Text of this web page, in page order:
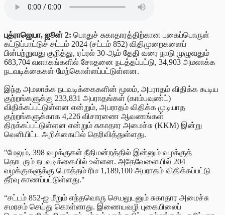
புத்ராஜெயா, ஜூன் 2: பொதுச் சுகாதாரத்திற்கான புகைப்பொருள்
கட்டுப்பாட்டுச் சட்டம் 2024 (சட்டம் 852) விதிமுறைகளைப்
பின்பற்றுவது குறித்து, ஏப்ரல் 30-ஆம் தேதி வரை நாடு முழுவதும்
683,704 வளாகங்களில் சோதனை நடத்தப்பட்டு, 34,903 அமலாக்க
நடவடிக்கைகள் மேற்கொள்ளப்பட்டுள்ளன.
இந்த அமலாக்க நடவடிக்கைகளின் மூலம், அபராதம் விதிக்க கூடிய
குற்றங்களுக்கு 233,831 அபராதங்கள் (காம்பவுண்ட்)
விதிக்கப்பட்டுள்ளன என்றும், அபராதம் விதிக்க முடியாத
குற்றங்களுக்காக 4,226 விசாரணை ஆவணங்கள்
திறக்கப்பட்டுள்ளன என்றும் சுகாதார அமைச்சு (KKM) இன்று
வெளியிட்ட அறிக்கையில் தெரிவித்துள்ளது.
"மேலும், 398 வழக்குகள் நீதிமன்றத்தில் இன்னும் வழக்குத்
தொடரும் நடவடிக்கையில் உள்ளன. அதேவேளையில் 204
வழக்குகளுக்கு மொத்தம் ரிம 1,189,100 அபராதம் விதிக்கப்பட்டு
தீர்வு காணப்பட்டுள்ளது."
“சட்டம் 852-ஐ மீறும் எந்தவொரு செயலுடனும் சுகாதார அமைச்சு
சமரசம் செய்து கொள்ளாது. இணையவழி புகையிலைப்